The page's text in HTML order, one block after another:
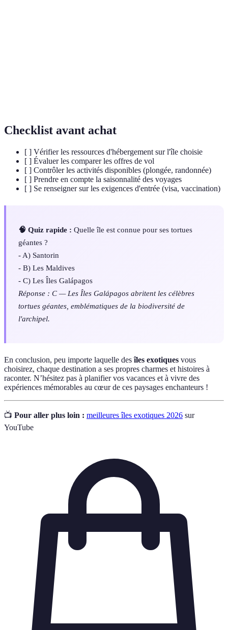
Checklist avant achat
[ ] Vérifier les ressources d'hébergement sur l'île choisie
[ ] Évaluer les comparer les offres de vol
[ ] Contrôler les activités disponibles (plongée, randonnée)
[ ] Prendre en compte la saisonnalité des voyages
[ ] Se renseigner sur les exigences d'entrée (visa, vaccination)
🧠 Quiz rapide : Quelle île est connue pour ses tortues
géantes ?
- A) Santorin
- B) Les Maldives
- C) Les Îles Galápagos
Réponse : C — Les Îles Galápagos abritent les célèbres
tortues géantes, emblématiques de la biodiversité de
l'archipel.
En conclusion, peu importe laquelle desîles exotiques vous
choisirez, chaque destination a ses propres charmes et histoires à
raconter. N’hésitez pas à planifier vos vacances et à vivre des
expériences mémorables au cœur de ces paysages enchanteurs !
📺 Pour aller plus loin : meilleures îles exotiques 2026 sur
YouTube